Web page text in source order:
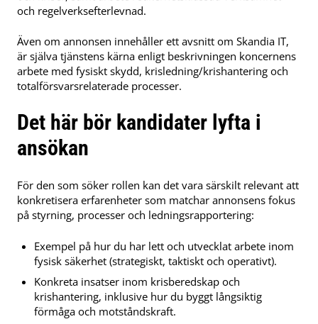
och regelverksefterlevnad.
Även om annonsen innehåller ett avsnitt om Skandia IT,
är själva tjänstens kärna enligt beskrivningen koncernens
arbete med fysiskt skydd, krisledning/krishantering och
totalförsvarsrelaterade processer.
Det här bör kandidater lyfta i
ansökan
För den som söker rollen kan det vara särskilt relevant att
konkretisera erfarenheter som matchar annonsens fokus
på styrning, processer och ledningsrapportering:
Exempel på hur du har lett och utvecklat arbete inom
fysisk säkerhet (strategiskt, taktiskt och operativt).
Konkreta insatser inom krisberedskap och
krishantering, inklusive hur du byggt långsiktig
förmåga och motståndskraft.